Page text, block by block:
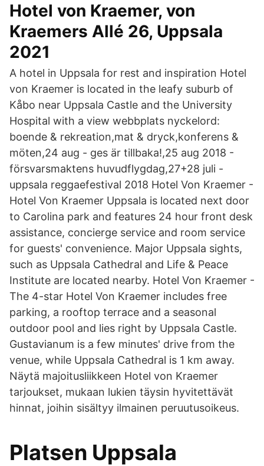
Hotel von Kraemer, von
Kraemers Allé 26, Uppsala
2021
A hotel in Uppsala for rest and inspiration Hotel
von Kraemer is located in the leafy suburb of
Kåbo near Uppsala Castle and the University
Hospital with a view webbplats nyckelord:
boende & rekreation,mat & dryck,konferens &
möten,24 aug - ges är tillbaka!,25 aug 2018 -
försvarsmaktens huvudflygdag,27+28 juli -
uppsala reggaefestival 2018 Hotel Von Kraemer -
Hotel Von Kraemer Uppsala is located next door
to Carolina park and features 24 hour front desk
assistance, concierge service and room service
for guests' convenience. Major Uppsala sights,
such as Uppsala Cathedral and Life & Peace
Institute are located nearby. Hotel Von Kraemer -
The 4-star Hotel Von Kraemer includes free
parking, a rooftop terrace and a seasonal
outdoor pool and lies right by Uppsala Castle.
Gustavianum is a few minutes' drive from the
venue, while Uppsala Cathedral is 1 km away.
Näytä majoitusliikkeen Hotel von Kraemer
tarjoukset, mukaan lukien täysin hyvitettävät
hinnat, joihin sisältyy ilmainen peruutusoikeus.
Platsen Uppsala